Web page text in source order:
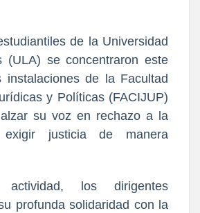
de la Universidad
(ULA) se concentraron este
instalaciones de la Facultad
y Políticas (FACIJUP)
su voz en rechazo a la
justicia de manera
los dirigentes
profunda solidaridad con la